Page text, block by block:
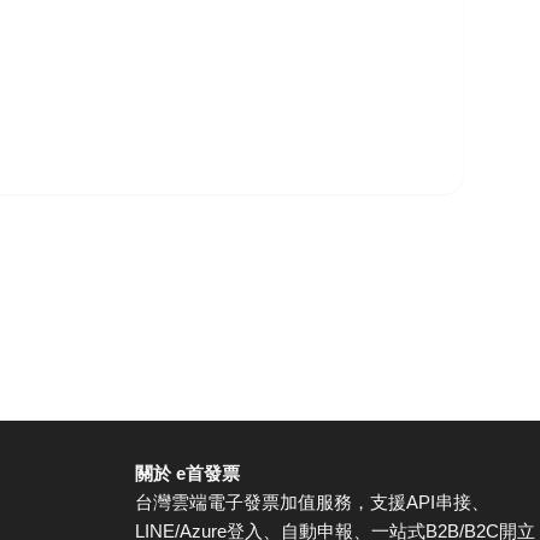
關於 e首發票
台灣雲端電子發票加值服務，支援API串接、
LINE/Azure登入、自動申報、一站式B2B/B2C開立